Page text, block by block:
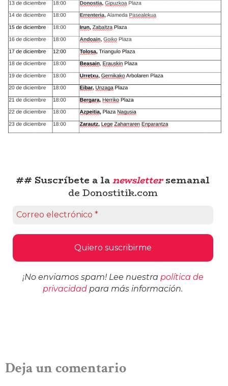
## Suscríbete a lanewslettersemanal
de Donostitik.com
¡No enviamos spam! Lee nuestra política de
privacidad para más información.
Deja un comentario